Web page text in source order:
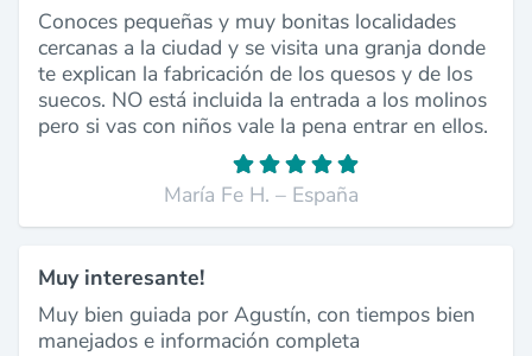
Conoces pequeñas y muy bonitas localidades
cercanas a la ciudad y se visita una granja donde
te explican la fabricación de los quesos y de los
suecos. NO está incluida la entrada a los molinos
pero si vas con niños vale la pena entrar en ellos.
María Fe H. – España
Muy interesante!
Muy bien guiada por Agustín, con tiempos bien
manejados e información completa